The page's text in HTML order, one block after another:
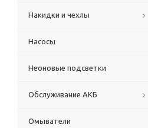
Накидки и чехлы
Насосы
Неоновые подсветки
Обслуживание АКБ
Омыватели